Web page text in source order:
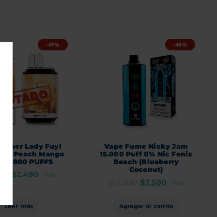
-47%
Lady Fuyl
Peach Mango
800 PUFFS
$2.490 +IVA
Leer más
-40%
Vape Fume Nicky Jam
15.000 Puff 0% Nic Fenix
Beach (Blueberry
Coconut)
$7.500 +IVA
Agregar al carrito